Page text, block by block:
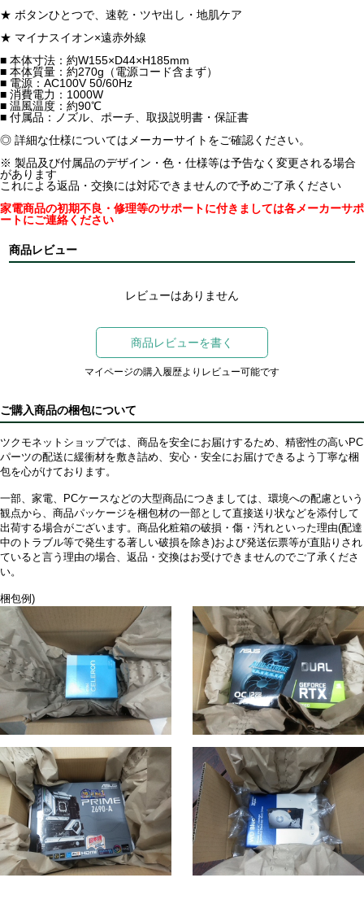
★ ボタンひとつで、速乾・ツヤ出し・地肌ケア
★ マイナスイオン×遠赤外線
■ 本体寸法：約W155×D44×H185mm
■ 本体質量：約270g（電源コード含まず）
■ 電源：AC100V 50/60Hz
■ 消費電力：1000W
■ 温風温度：約90℃
■ 付属品：ノズル、ポーチ、取扱説明書・保証書
◎ 詳細な仕様についてはメーカーサイトをご確認ください。
※ 製品及び付属品のデザイン・色・仕様等は予告なく変更される場合
があります
これによる返品・交換には対応できませんので予めご了承ください
家電商品の初期不良・修理等のサポートに付きましては各メーカーサポ
ートにご連絡ください
商品レビュー
レビューはありません
商品レビューを書く
マイページの購入履歴よりレビュー可能です
ご購入商品の梱包について
ツクモネットショップでは、商品を安全にお届けするため、精密性の高いPC
パーツの配送に緩衝材を敷き詰め、安心・安全にお届けできるよう丁寧な梱
包を心がけております。
一部、家電、PCケースなどの大型商品につきましては、環境への配慮という
観点から、商品パッケージを梱包材の一部として直接送り状などを添付して
出荷する場合がございます。商品化粧箱の破損・傷・汚れといった理由(配達
中のトラブル等で発生する著しい破損を除き)および発送伝票等が直貼りされ
ていると言う理由の場合、返品・交換はお受けできませんのでご了承くださ
い。
梱包例)